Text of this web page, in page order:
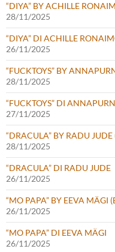
“DIYA” BY ACHILLE
28/11/2025
“DIYA” DI ACHILLE
26/11/2025
“FUCKTOYS” BY
28/11/2025
“FUCKTOYS” DI
27/11/2025
“DRACULA” BY RADU JUDE
28/11/2025
“DRACULA” DI RADU JUDE
26/11/2025
“MO PAPA” BY EEVA MÄGI
26/11/2025
“MO PAPA” DI EEVA MÄGI
26/11/2025